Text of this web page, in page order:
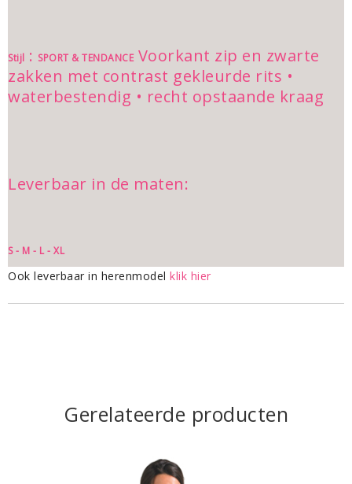
Stijl : SPORT & TENDANCEVoorkant zip en zwarte
zakken met contrast gekleurde rits •
waterbestendig • recht opstaande kraag
Leverbaar in de maten:
S - M - L - XL
Ook leverbaar in herenmodel klik hier
Gerelateerde producten